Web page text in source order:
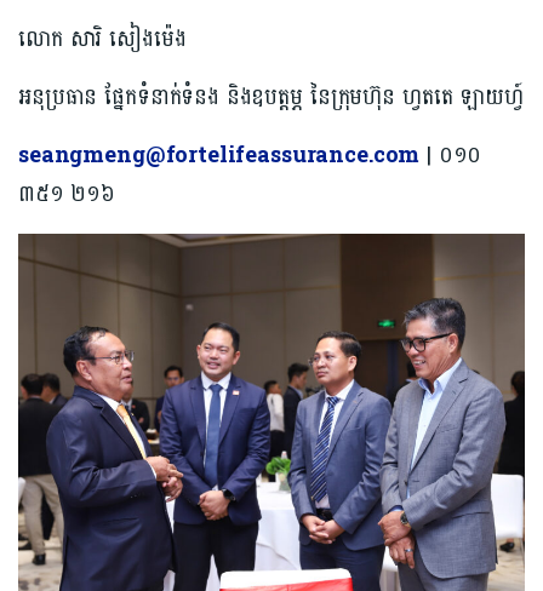
លោក សារិ សៀងម៉េង
អនុប្រធាន ផ្នែកទំនាក់ទំនង និងឧបត្តម្ភ នៃក្រុមហ៊ុន ហ្វតតេ ឡាយហ្វ៍
seangmeng@fortelifeassurance.com | ០១០
៣៥១ ២១៦